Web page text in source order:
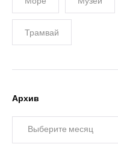
Трамвай
Архив